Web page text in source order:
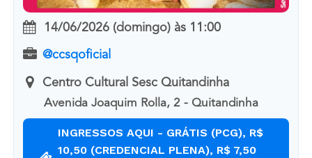
14/06/2026 (domingo) às 11:00
@ccsqoficial
Centro Cultural Sesc Quitandinha
Avenida Joaquim Rolla, 2 - Quitandinha
INGRESSOS AQUI - GRÁTIS (PCG), R$
10,50 (CREDENCIAL PLENA), R$ 7,50